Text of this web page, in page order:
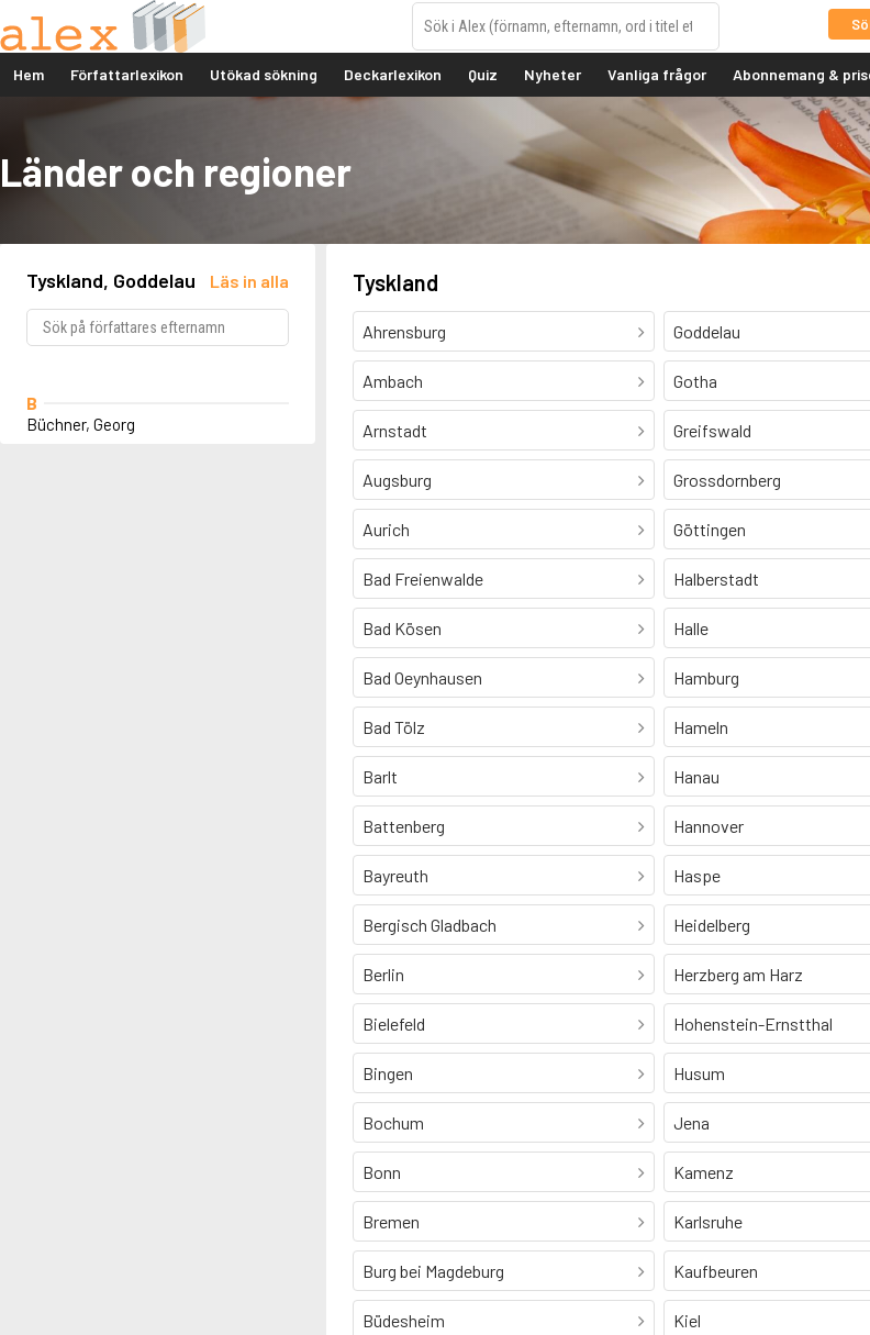
Hem Författarlexikon Utökad sökning Deckarlexikon Quiz Nyheter Vanliga frågor Abonnemang &
Länder och regioner
Tyskland, Goddelau Läs in alla
B
Büchner, Georg
Tyskland
Ahrensburg
Ambach
Arnstadt
Augsburg
Aurich
Bad Freienwalde
Bad Kösen
Bad Oeynhausen
Bad Tölz
Barlt
Battenberg
Bayreuth
Bergisch Gladbach
Berlin
Bielefeld
Bingen
Bochum
Bonn
Bremen
Burg bei Magdeburg
Büdesheim
Goddelau
Gotha
Greifswald
Grossdornberg
Göttingen
Halberstadt
Halle
Hamburg
Hameln
Hanau
Hannover
Haspe
Heidelberg
Herzberg am Harz
Hohenstein-Ernstthal
Husum
Jena
Kamenz
Karlsruhe
Kaufbeuren
Kiel